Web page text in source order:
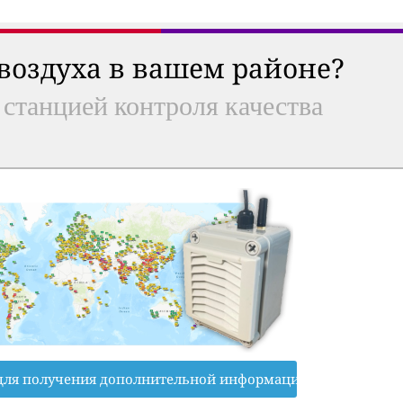
в вашем районе?
контроля качества
получения дополнительной информации